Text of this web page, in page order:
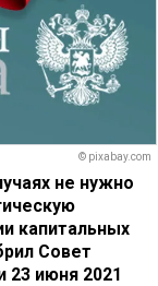
© pixabay.com
не нужно
капитальных
Совет
23 июня 2021